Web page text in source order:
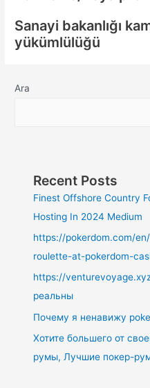
Sanayi bakanlığı
yükümlülüğü
Ara
Recent Posts
Finest Offshore Country
Hosting In 2024 Medium
https://pokerdom.com/
roulette-at-pokerdom-
https://
реальны
Почему я ненавижу
Хотите большего от
румы, Лучшие покер-